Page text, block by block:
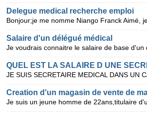
Delegue medical recherche emploi
Salaire d'un délégué médical